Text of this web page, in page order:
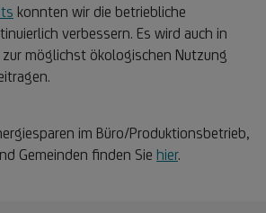
konnten wir die betriebliche
verbessern. Es wird auch in
möglichst ökologischen Nutzung
im Büro/Produktionsbetrieb,
Gemeinden finden Sie hier.